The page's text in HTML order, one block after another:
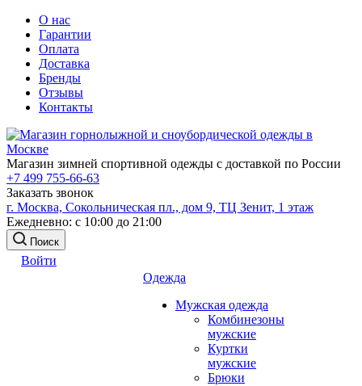
О нас
Гарантии
Оплата
Доставка
Бренды
Отзывы
Контакты
Магазин зимней спортивной одежды с доставкой по России
+7 499 755-66-63
Заказать звонок
г. Москва, Сокольническая пл., дом 9, ТЦ Зенит, 1 этаж
Ежедневно: с 10:00 до 21:00
Поиск
Войти
Одежда
Мужская одежда
Комбинезоны
мужские
Куртки
мужские
Брюки